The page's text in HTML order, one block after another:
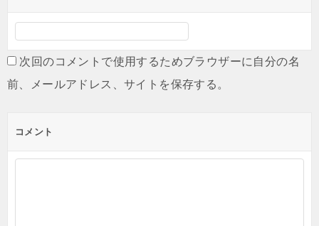
次回のコメントで使用するためブラウザーに自分の名
前、メールアドレス、サイトを保存する。
コメント